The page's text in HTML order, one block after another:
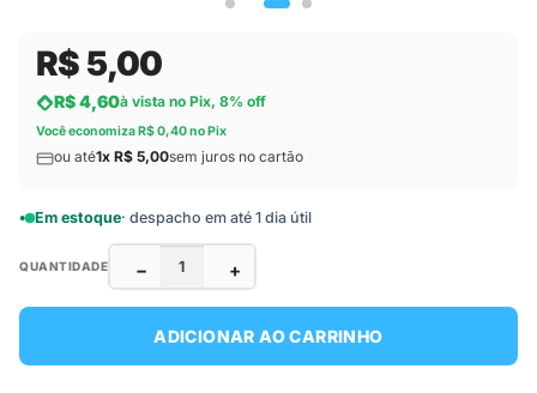
R$ 5,00
R$ 4,60à vista no Pix, 8% off
Você economiza R$ 0,40 no Pix
ou até1x R$ 5,00sem juros no cartão
Em estoque· despacho em até 1 dia útil
QUANTIDADE − +
ADICIONAR AO CARRINHO